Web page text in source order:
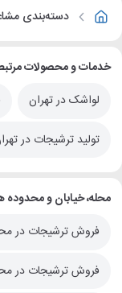
دسته‌بندی
خدمات و محصولات
لواشک در تهران
تولید ترشیجات در
محله، خیابان و
فروش ترشیجات در
فروش ترشیجات در